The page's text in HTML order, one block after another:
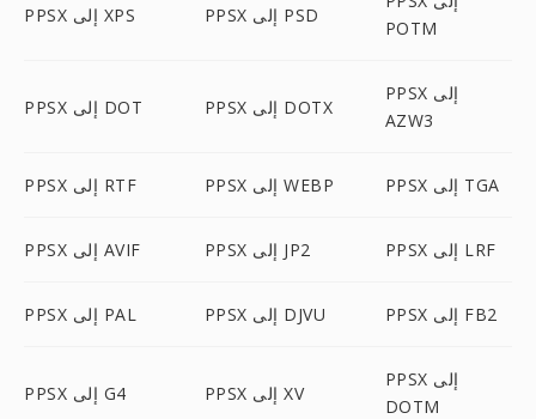
PPSX إلى XPS PPSX إلى PSD
POTM
PPSX إلى DOT PPSX إلى DOTX
PPSX إلى
AZW3
PPSX إلى RTF PPSX إلى WEBP PPSX إلى TGA
PPSX إلى AVIF PPSX إلى JP2 PPSX إلى LRF
PPSX إلى PAL PPSX إلى DJVU PPSX إلى FB2
PPSX إلى G4 PPSX إلى XV
PPSX إلى
DOTM